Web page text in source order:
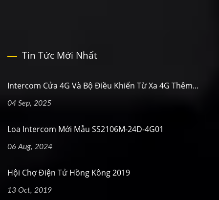
Tin Tức Mới Nhất
Intercom Cửa 4G Và Bộ Điều Khiển Từ Xa 4G Thêm...
04 Sep, 2025
Loa Intercom Mới Mẫu SS2106M-24D-4G01
06 Aug, 2024
Hội Chợ Điện Tử Hồng Kông 2019
13 Oct, 2019